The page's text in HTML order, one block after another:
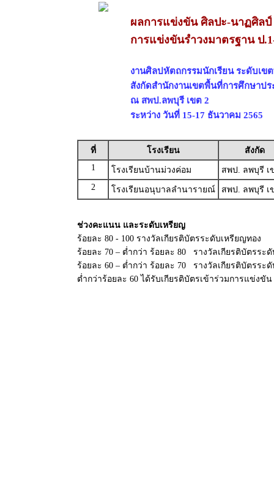
ผลการแข่งขัน ศิลปะ-นาฏศิลป์
การแข่งขันรำวงมาตรฐาน ป
งานศิลปหัตถกรรมนักเรียน ระดับเข
สังกัดสำนักงานเขตพื้นที่การศึกษาป
ณ สพป.ลพบุรี เขต 2
ระหว่าง วันที่ 15-17 ธันวาคม 2565
ที่ โรงเรียน
สังกัด
1
โรงเรียนบ้านม่วงค่อม
สพป. ลพบุรี เ
2
โรงเรียนอนุบาลลำนารายณ์ สพป. ลพบุรี เ
ช่วงคะแนน และระดับเหรียญ
ร้อยละ 80 - 100 รางวัลเกียรติบัตรระดับเหรียญทอง
ร้อยละ 70 – ต่ำกว่า ร้อยละ 80 รางวัลเกียรติบัตรระ
ร้อยละ 60 – ต่ำกว่า ร้อยละ 70 รางวัลเกียรติบัตรระ
ต่ำกว่าร้อยละ 60 ได้รับเกียรติบัตรเข้าร่วมการแข่งขัน